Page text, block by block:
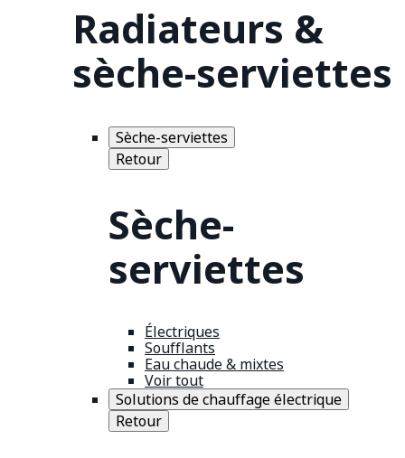
Radiateurs &
sèche-serviettes
Sèche-serviettes
Retour
Sèche-
serviettes
Électriques
Soufflants
Eau chaude & mixtes
Voir tout
Solutions de chauffage électrique
Retour